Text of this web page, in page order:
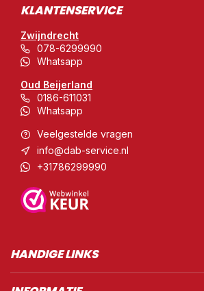
KLANTENSERVICE
Zwijndrecht
078-6299990
Whatsapp
Oud Beijerland
0186-611031
Whatsapp
Veelgestelde vragen
info@dab-service.nl
+31786299990
HANDIGE LINKS